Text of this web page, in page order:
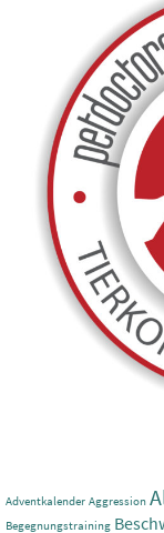
Adventkalender Aggression
Begegnungstraining